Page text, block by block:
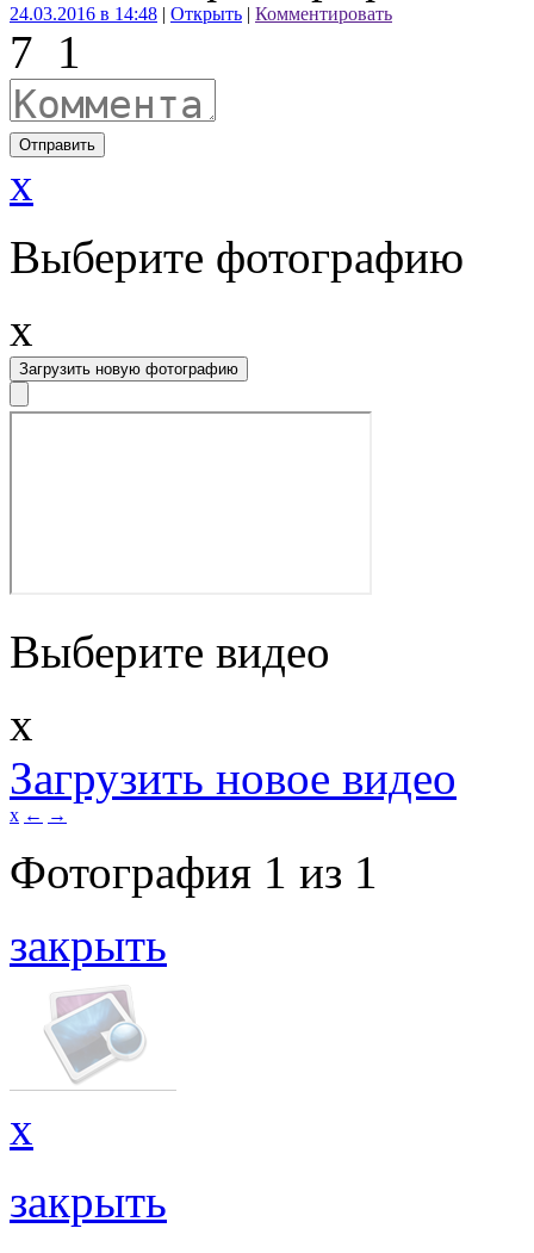
24.03.2016 в 14:48 | Открыть | Комментировать
7 1
Отправить
x
Выберите фотографию
x
Загрузить новую фотографию
Выберите видео
x
Загрузить новое видео
x ← →
Фотография 1 из 1
закрыть
x
закрыть